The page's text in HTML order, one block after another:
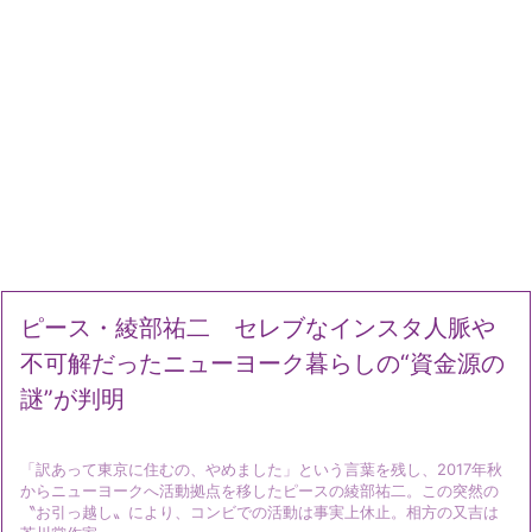
ピース・綾部祐二 セレブなインスタ人脈や
不可解だったニューヨーク暮らしの“資金源の
謎”が判明
「訳あって東京に住むの、やめました」という言葉を残し、2017年秋
からニューヨークへ活動拠点を移したピースの綾部祐二。この突然の
〝お引っ越し〟により、コンビでの活動は事実上休止。相方の又吉は